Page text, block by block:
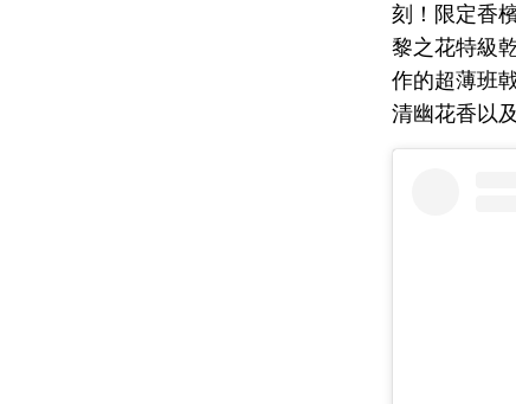
刻！限定香
黎之花特級
作的超薄班
清幽花香以